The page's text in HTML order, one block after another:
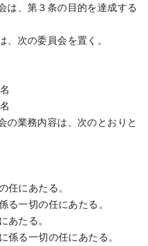
、第３条の目的を達成する
次の委員会を置く。
務内容は、次のとおりと
にあたる。
一切の任にあたる。
たる。
る一切の任にあたる。